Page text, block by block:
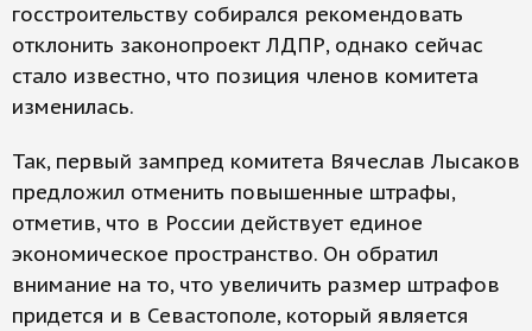
госстроительству собирался рекомендовать
отклонить законопроект ЛДПР, однако сейчас
стало известно, что позиция членов комитета
изменилась.
Так, первый зампред комитета Вячеслав Лысаков
предложил отменить повышенные штрафы,
отметив, что в России действует единое
экономическое пространство. Он обратил
внимание на то, что увеличить размер штрафов
придется и в Севастополе, который является